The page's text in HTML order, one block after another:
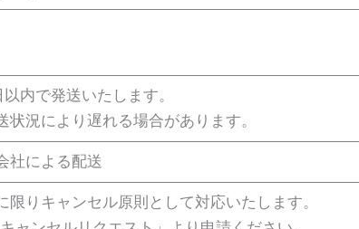
内で発送いたします。
況により遅れる場合があります。
社による配送
限りキャンセル原則として対応いたします。